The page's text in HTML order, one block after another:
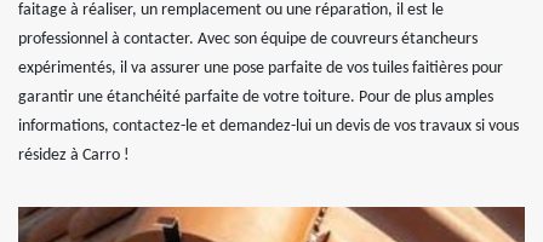
faitage à réaliser, un remplacement ou une réparation, il est le
professionnel à contacter. Avec son équipe de couvreurs étancheurs
expérimentés, il va assurer une pose parfaite de vos tuiles faitières pour
garantir une étanchéité parfaite de votre toiture. Pour de plus amples
informations, contactez-le et demandez-lui un devis de vos travaux si vous
résidez à Carro !